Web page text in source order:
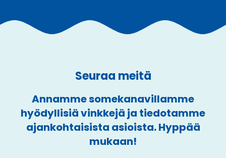
Seuraa meitä
Annamme somekanavillamme
hyödyllisiä vinkkejä ja tiedotamme
ajankohtaisista asioista. Hyppää
mukaan!